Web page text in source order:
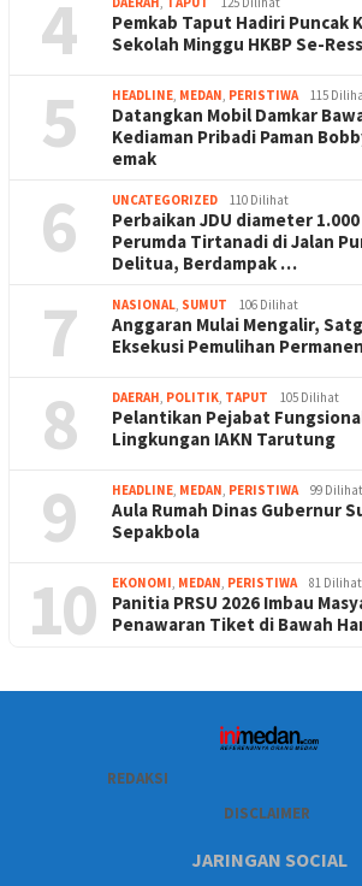
4
Pemkab Taput Hadiri Puncak
Sekolah Minggu HKBP Se-
5 HEADLINE, MEDAN, PERISTIWA 115
Datangkan Mobil Damkar
Kediaman Pribadi Paman
emak
6 UNCATEGORIZED 110 Dilihat
Perbaikan JDU diameter
Perumda Tirtanadi di Jalan
Delitua, Berdampak …
7 NASIONAL, SUMUT 106 Dilihat
Anggaran Mulai Mengalir,
Eksekusi Pemulihan Permanen
8 DAERAH, POLITIK, TAPUT 105 Dilihat
Pelantikan Pejabat
Lingkungan IAKN Tarutung
9 HEADLINE, MEDAN, PERISTIWA 99 Dilihat
Aula Rumah Dinas Gubernur
Sepakbola
10 EKONOMI, MEDAN, PERISTIWA 81 Dilihat
Panitia PRSU 2026 Imbau
Penawaran Tiket di Bawah
REDAKSI
DISCLAIMER
JARINGAN SOCIAL